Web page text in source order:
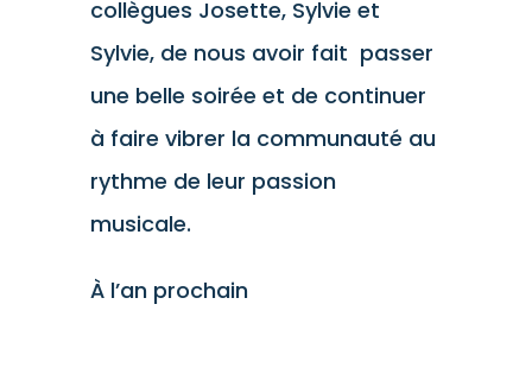
collègues Josette, Sylvie et
Sylvie, de nous avoir fait passer
une belle soirée et de continuer
à faire vibrer la communauté au
rythme de leur passion
musicale.
À l’an prochain